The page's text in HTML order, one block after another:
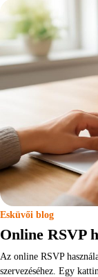
Esküvői blog
Online RSVP
Az online RSVP
szervezéséhez. Egy